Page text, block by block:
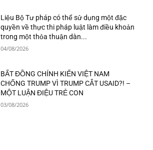
Liệu Bộ Tư pháp có thể sử dụng một đặc
quyền về thực thi pháp luật làm điều khoản
trong một thỏa thuận dàn...
04/08/2026
BẤT ĐỒNG CHÍNH KIẾN VIỆT NAM
CHỐNG TRUMP VÌ TRUMP CẮT USAID?! –
MỘT LUẬN ĐIỆU TRẺ CON
03/08/2026